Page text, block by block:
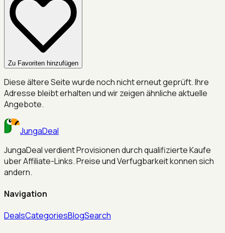
Zu Favoriten hinzufügen
Diese ältere Seite wurde noch nicht erneut geprüft. Ihre
Adresse bleibt erhalten und wir zeigen ähnliche aktuelle
Angebote.
JungaDeal
JungaDeal verdient Provisionen durch qualifizierte Kaufe
uber Affiliate-Links. Preise und Verfugbarkeit konnen sich
andern.
Navigation
DealsCategoriesBlogSearch